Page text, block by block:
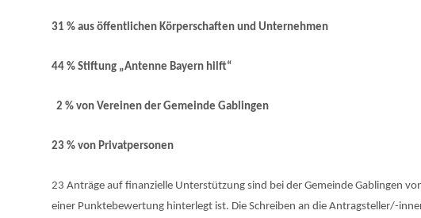
31 % aus öffentlichen Körperschaften und Unternehmen
44 % Stiftung „Antenne Bayern hilft“
2 % von Vereinen der Gemeinde Gablingen
23 % von Privatpersonen
23 Anträge auf finanzielle Unterstützung sind bei der Gemeinde Gablingen
einer Punktebewertung hinterlegt ist. Die Schreiben an die Antragsteller/-